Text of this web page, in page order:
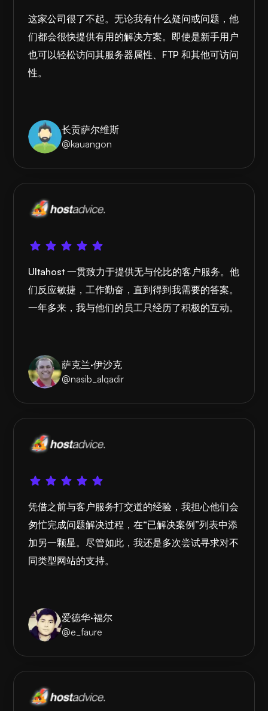
这家公司很了不起。无论我有什么疑问或问题，他
们都会很快提供有用的解决方案。即使是新手用户
也可以轻松访问其服务器属性、FTP 和其他可访问
性。
长贡萨尔维斯
@kauangon
Ultahost 一贯致力于提供无与伦比的客户服务。他
们反应敏捷，工作勤奋，直到得到我需要的答案。
一年多来，我与他们的员工只经历了积极的互动。
萨克兰·伊沙克
@nasib_alqadir
凭借之前与客户服务打交道的经验，我担心他们会
匆忙完成问题解决过程，在“已解决案例”列表中添
加另一颗星。尽管如此，我还是多次尝试寻求对不
同类型网站的支持。
爱德华·福尔
@e_faure